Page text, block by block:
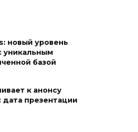
новый уровень
уникальным
базой
к анонсу
дата презентации